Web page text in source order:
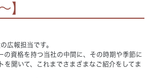
】
広報担当です。
の資格を持つ当社の中間に、その時期や季節に
を聞いて、これまでさまざまなご紹介をしてま